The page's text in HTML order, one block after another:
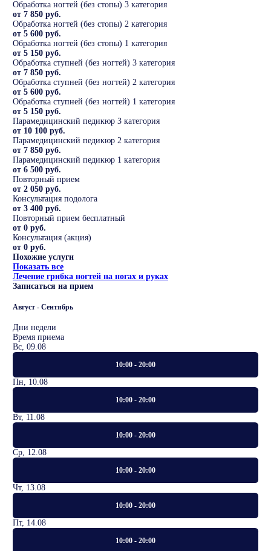
Обработка ногтей (без стопы) 3 категория
от 7 850 руб.
Обработка ногтей (без стопы) 2 категория
от 5 600 руб.
Обработка ногтей (без стопы) 1 категория
от 5 150 руб.
Обработка ступней (без ногтей) 3 категория
от 7 850 руб.
Обработка ступней (без ногтей) 2 категория
от 5 600 руб.
Обработка ступней (без ногтей) 1 категория
от 5 150 руб.
Парамедицинский педикюр 3 категория
от 10 100 руб.
Парамедицинский педикюр 2 категория
от 7 850 руб.
Парамедицинский педикюр 1 категория
от 6 500 руб.
Повторный прием
от 2 050 руб.
Консультация подолога
от 3 400 руб.
Повторный прием бесплатный
от 0 руб.
Консультация (акция)
от 0 руб.
Похожие услуги
Показать все
Лечение грибка ногтей на ногах и руках
Записаться на прием
Август - Сентябрь
Дни недели
Время приема
Вс, 09.08
10:00 - 20:00
Пн, 10.08
10:00 - 20:00
Вт, 11.08
10:00 - 20:00
Ср, 12.08
10:00 - 20:00
Чт, 13.08
10:00 - 20:00
Пт, 14.08
10:00 - 20:00